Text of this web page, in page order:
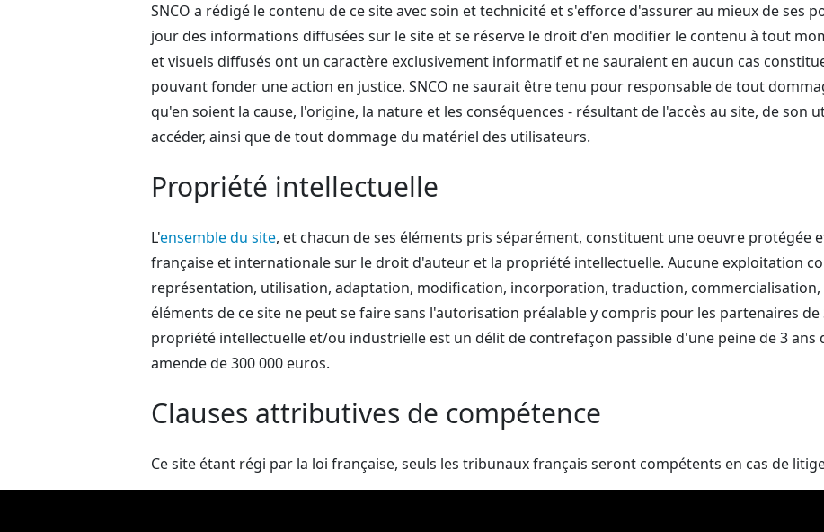
SNCO a rédigé le contenu de ce site avec soin et technicité et s'efforce d'assurer au mieux de ses
jour des informations diffusées sur le site et se réserve le droit d'en modifier le contenu à tout
et visuels diffusés ont un caractère exclusivement informatif et ne sauraient en aucun cas
pouvant fonder une action en justice. SNCO ne saurait être tenu pour responsable de tout
qu'en soient la cause, l'origine, la nature et les conséquences - résultant de l'accès au site, de son
accéder, ainsi que de tout dommage du matériel des utilisateurs.
Propriété intellectuelle
L'ensemble du site, et chacun de ses éléments pris séparément, constituent une oeuvre protégée
française et internationale sur le droit d'auteur et la propriété intellectuelle. Aucune exploitation
représentation, utilisation, adaptation, modification, incorporation, traduction,
éléments de ce site ne peut se faire sans l'autorisation préalable y compris pour les partenaires de
propriété intellectuelle et/ou industrielle est un délit de contrefaçon passible d'une peine de 3
amende de 300 000 euros.
Clauses attributives de compétence
Ce site étant régi par la loi française, seuls les tribunaux français seront compétents en cas de